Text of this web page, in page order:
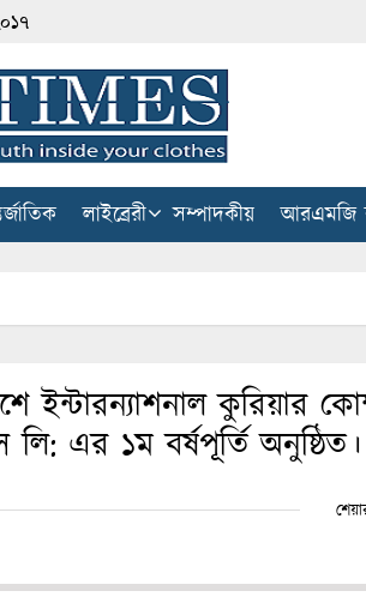
লাইব্রেরী সম্পাদকীয় আরএমজি
ইন্টারন্যাশনাল কুরিয়ার
লি: এর ১ম বর্ষপূর্তি অনুষ্ঠিত।